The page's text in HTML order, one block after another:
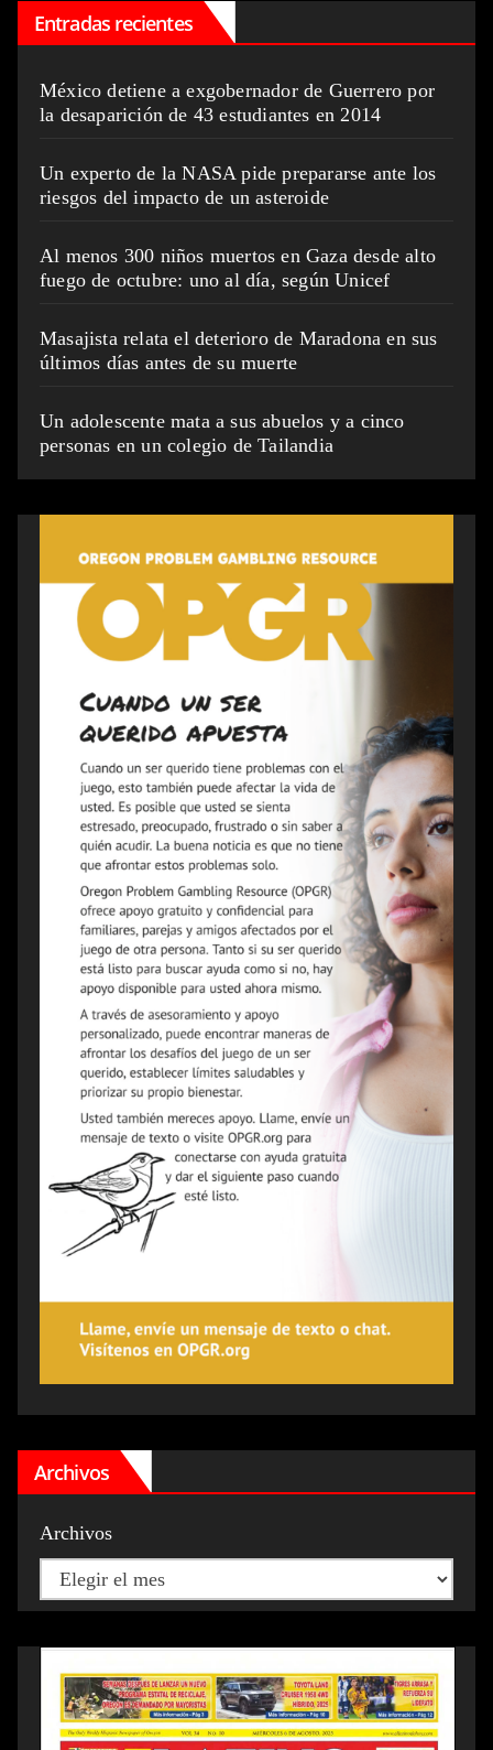
Entradas recientes
México detiene a exgobernador de Guerrero por
la desaparición de 43 estudiantes en 2014
Un experto de la NASA pide prepararse ante los
riesgos del impacto de un asteroide
Al menos 300 niños muertos en Gaza desde alto
fuego de octubre: uno al día, según Unicef
Masajista relata el deterioro de Maradona en sus
últimos días antes de su muerte
Un adolescente mata a sus abuelos y a cinco
personas en un colegio de Tailandia
Archivos
Archivos